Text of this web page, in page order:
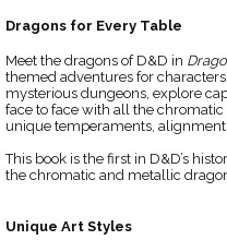
Dragons for Every Table
Meet the dragons of D&D in
themed adventures for
mysterious dungeons, explore
face to face with all the
unique temperaments,
This book is the first in D&D’s
the chromatic and metallic
Unique Art Styles